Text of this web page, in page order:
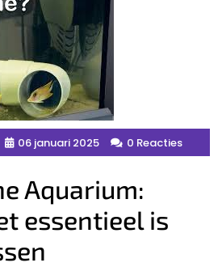
06 januari 2025 0 Reacties
Aquarium:
essentieel is